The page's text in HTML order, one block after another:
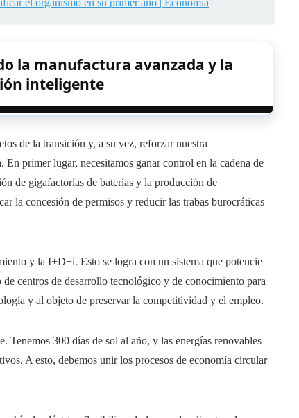
la manufactura avanzada y la
inteligente
de la transición y, a su vez, reforzar nuestra
primer lugar, necesitamos ganar control en la cadena de
de gigafactorías de baterías y la producción de
la concesión de permisos y reducir las trabas burocráticas
y la I+D+i. Esto se logra con un sistema que potencie
centros de desarrollo tecnológico y de conocimiento para
y al objeto de preservar la competitividad y el empleo.
Tenemos 300 días de sol al año, y las energías renovables
A esto, debemos unir los procesos de economía circular